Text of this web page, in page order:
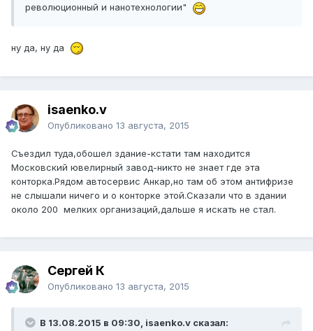
революционный и нанотехнологии"
ну да, ну да
isaenko.v
Опубликовано 13 августа, 2015
Съездил туда,обошел здание-кстати там находится
Московский ювелирный завод-никто не знает где эта
конторка.Рядом автосервис Анкар,но там об этом антифризе
не слышали ничего и о конторке этой.Сказали что в здании
около 200 мелких организаций,дальше я искать не стал.
Сергей К
Опубликовано 13 августа, 2015
В 13.08.2015 в 09:30, isaenko.v сказал: